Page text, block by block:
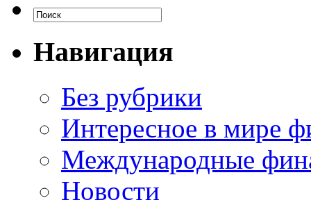
Навигация
Без рубрики
Интересное в мире
Международные
Новости